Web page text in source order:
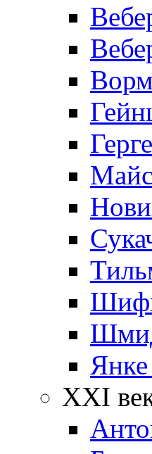
XXI